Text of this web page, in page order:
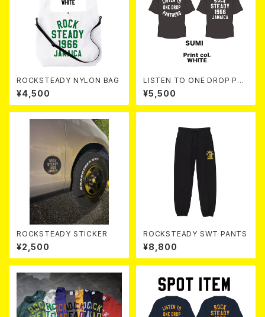
ROCKSTEADY NYLON BAG
¥4,500
LISTEN TO ONE DROP PAN
THERS TEE 【 Sumi 】
¥5,500
ROCKSTEADY STICKER
¥2,500
ROCKSTEADY SWT PANTS
¥8,800